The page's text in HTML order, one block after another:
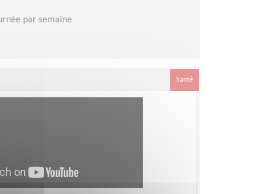
par semaine
Santé